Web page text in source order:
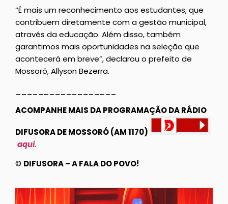
“É mais um reconhecimento aos estudantes, que
contribuem diretamente com a gestão municipal,
através da educação. Além disso, também
garantimos mais oportunidades na seleção que
acontecerá em breve”, declarou o prefeito de
Mossoró, Allyson Bezerra.
ACOMPANHE MAIS DA PROGRAMAÇÃO DA RÁDIO
DIFUSORA DE MOSSORÓ (AM 1170)
aqui.
© DIFUSORA – A FALA DO POVO!